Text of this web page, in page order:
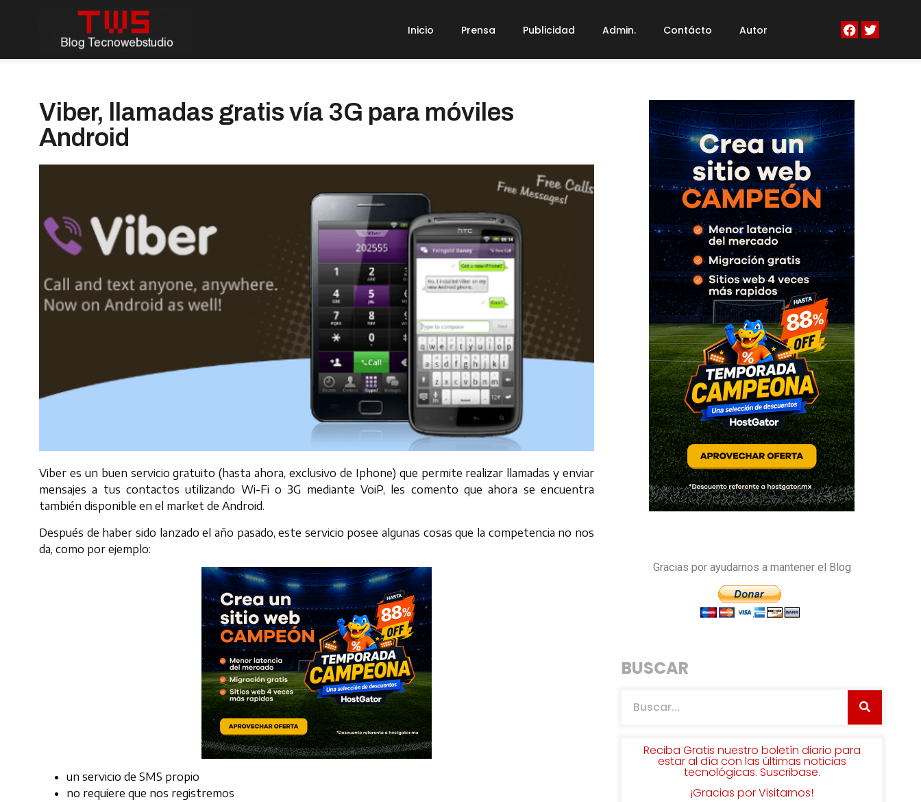
Inicio Prensa Publicidad Admin. Contácto Autor
Viber, llamadas gratis vía 3G para móviles
Android
Viber es un buen servicio gratuito (hasta ahora, exclusivo de Iphone) que permite realizar llamadas y enviar
mensajes a tus contactos utilizando Wi-Fi o 3G mediante VoiP, les comento que ahora se encuentra
también disponible en el market de Android.
Después de haber sido lanzado el año pasado, este servicio posee algunas cosas que la competencia no nos
da, como por ejemplo:
un servicio de SMS propio
no requiere que nos registremos
Gracias por ayudarnos a mantener el Blog
BUSCAR
Reciba Gratis nuestro boletín diario para
estar al día con las últimas noticias
tecnológicas. Suscribase.
¡Gracias por Visitarnos!